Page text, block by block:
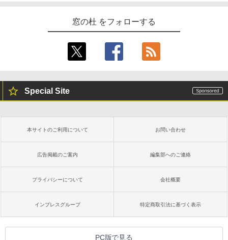
窓の杜 をフォローする
Special Site
本サイトのご利用について お問い合わせ
広告掲載のご案内 編集部へのご連絡
プライバシーについて 会社概要
インプレスグループ 特定商取引法に基づく表示
PC版で見る